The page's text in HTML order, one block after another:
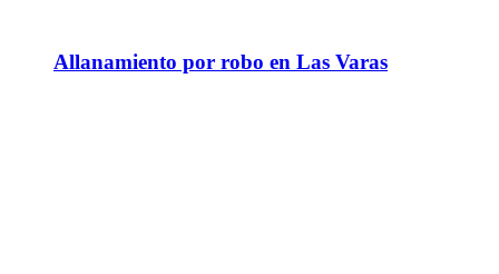
Allanamiento por robo en Las Varas